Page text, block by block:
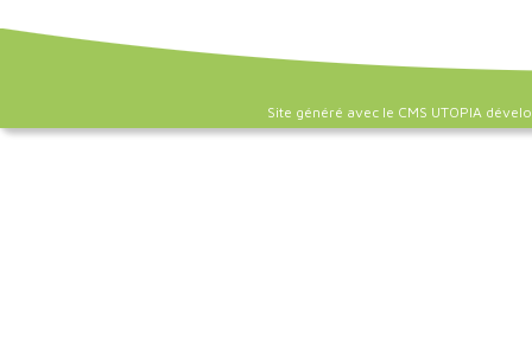
Site généré avec le CMS UTOPIA